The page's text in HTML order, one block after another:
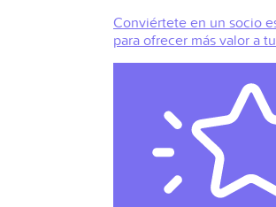
Conviértete en un socio
para ofrecer más valor a